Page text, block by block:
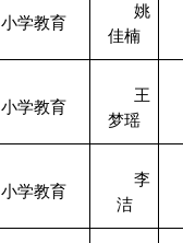
小学教育
姚
佳楠
小学教育
王
梦瑶
小学教育
李
洁